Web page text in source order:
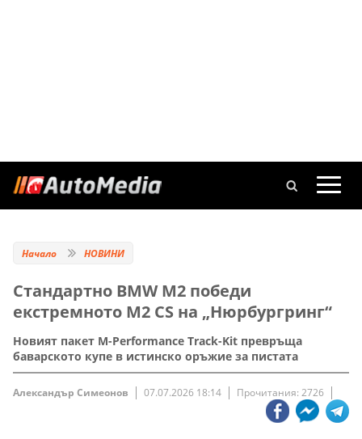
Начало НОВИНИ
Стандартно BMW M2 победи
екстремното M2 CS на „Нюрбургринг“
Новият пакет M-Performance Track-Kit превръща
баварското купе в истинско оръжие за пистата
Александър Симеонов 07.07.2026 18:14 Прочитания: 2726